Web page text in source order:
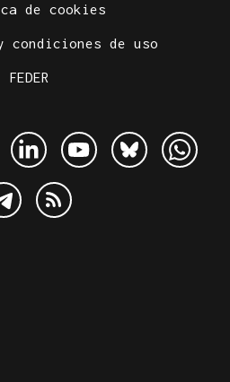
de cookies
de uso
FEDER